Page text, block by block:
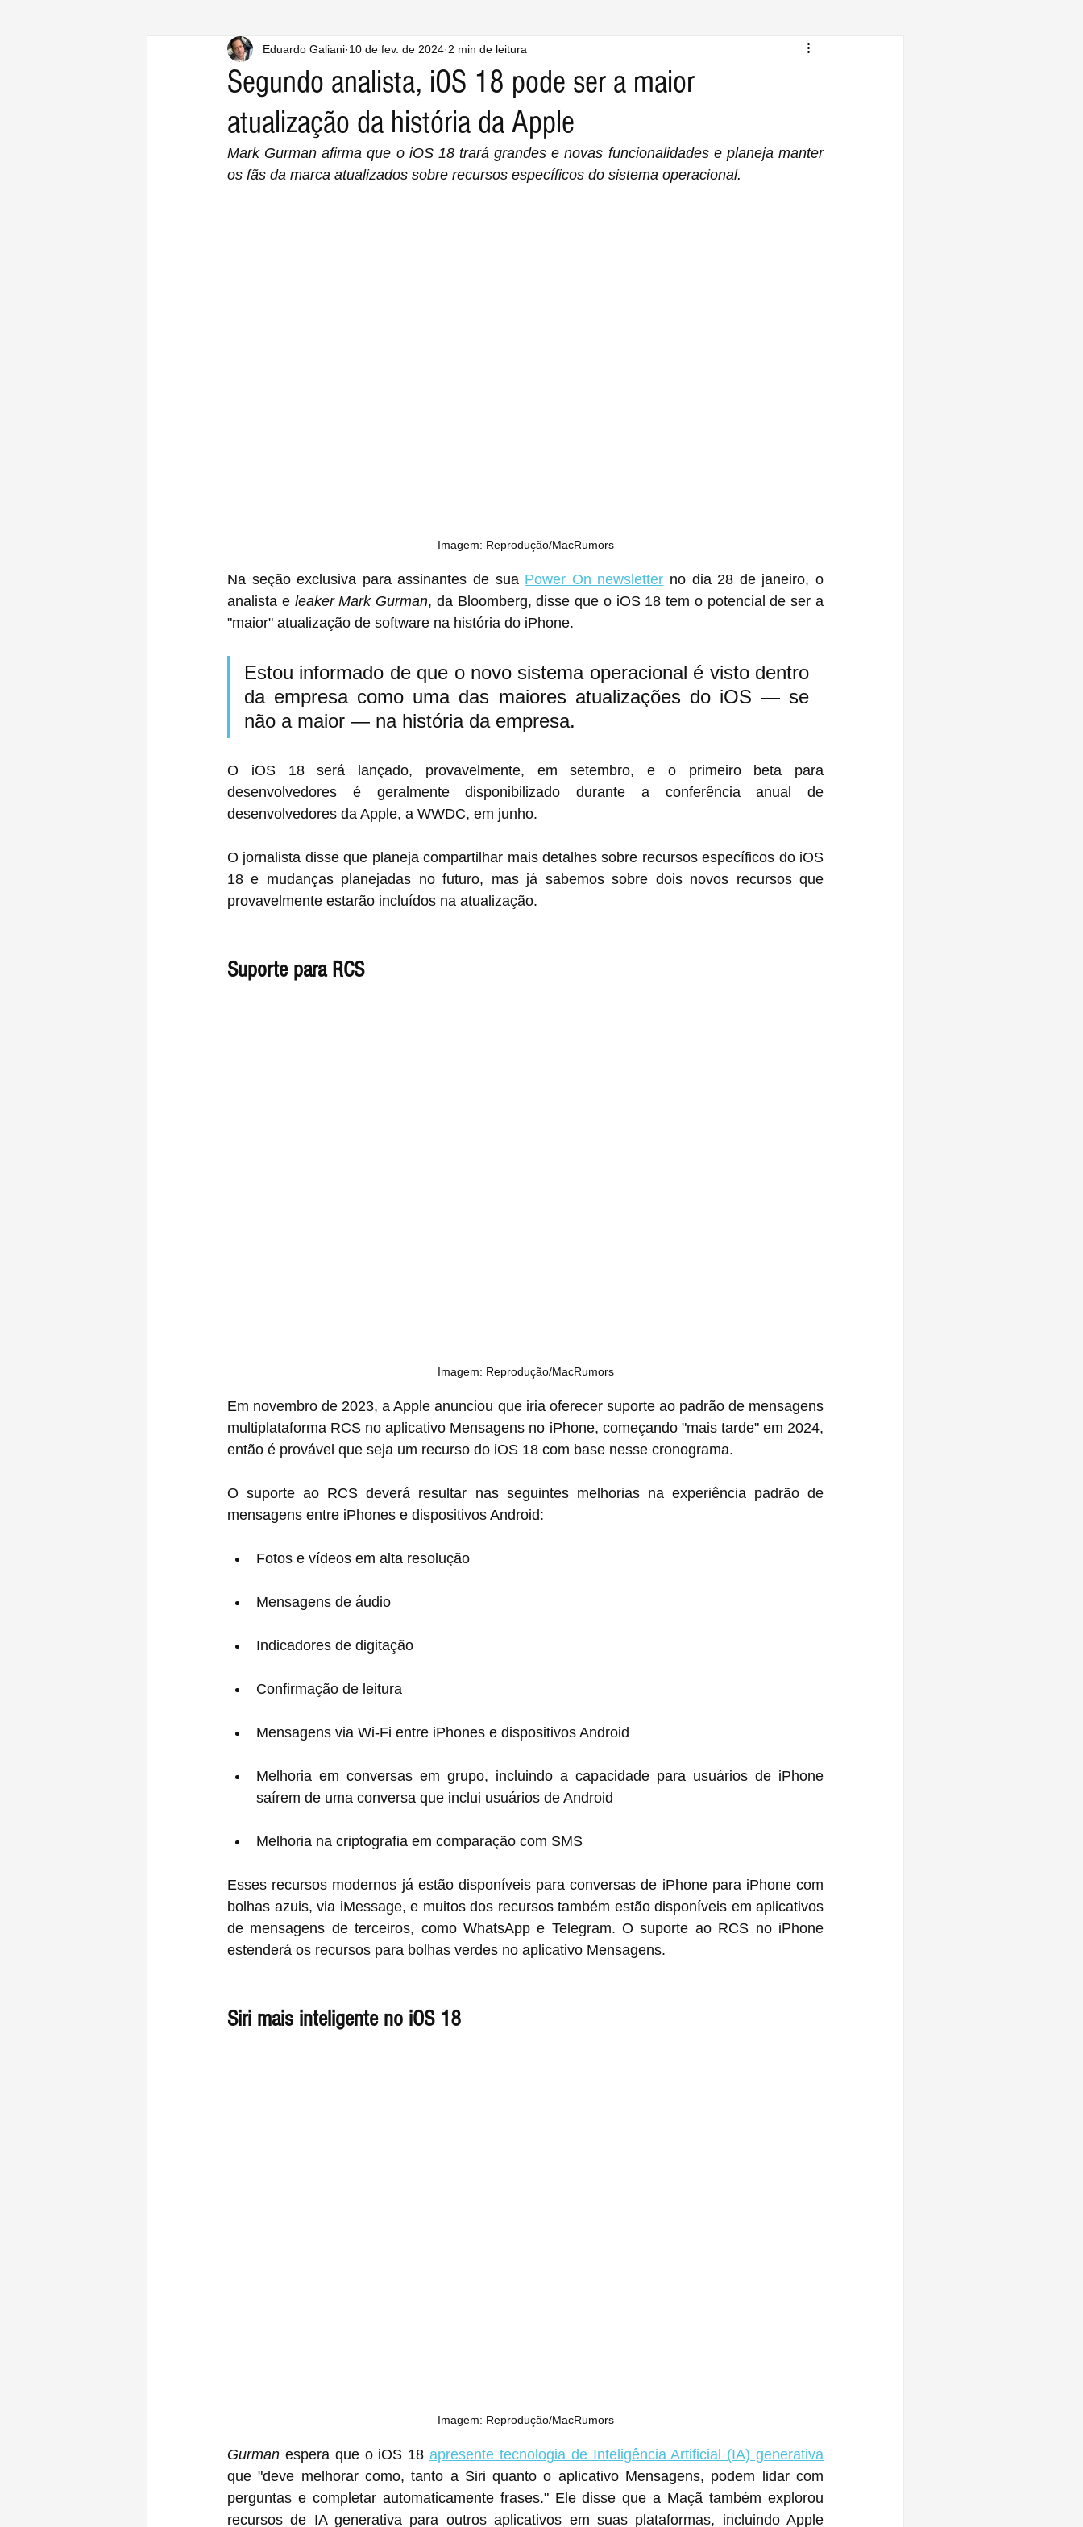
Segundo analista, iOS 18 pode ser a maior
atualização da história da Apple
Eduardo Galiani 10 de fev. de 2024 2 min de leitura
Mark Gurman afirma que o iOS 18 trará grandes e novas funcionalidades e planeja manter
os fãs da marca atualizados sobre recursos específicos do sistema operacional.
Imagem: Reprodução/MacRumors
Na seção exclusiva para assinantes de sua Power On newsletter no dia 28 de janeiro, o
analista e leaker Mark Gurman, da Bloomberg, disse que o iOS 18 tem o potencial de ser a
"maior" atualização de software na história do iPhone.
Estou informado de que o novo sistema operacional é visto dentro
da empresa como uma das maiores atualizações do iOS — se
não a maior — na história da empresa.
O iOS 18 será lançado, provavelmente, em setembro, e o primeiro beta para
desenvolvedores é geralmente disponibilizado durante a conferência anual de
desenvolvedores da Apple, a WWDC, em junho.
O jornalista disse que planeja compartilhar mais detalhes sobre recursos específicos do iOS
18 e mudanças planejadas no futuro, mas já sabemos sobre dois novos recursos que
provavelmente estarão incluídos na atualização.
Suporte para RCS
Imagem: Reprodução/MacRumors
Em novembro de 2023, a Apple anunciou que iria oferecer suporte ao padrão de mensagens
multiplataforma RCS no aplicativo Mensagens no iPhone, começando "mais tarde" em 2024,
então é provável que seja um recurso do iOS 18 com base nesse cronograma.
O suporte ao RCS deverá resultar nas seguintes melhorias na experiência padrão de
mensagens entre iPhones e dispositivos Android:
Fotos e vídeos em alta resolução
Mensagens de áudio
Indicadores de digitação
Confirmação de leitura
Mensagens via Wi-Fi entre iPhones e dispositivos Android
Melhoria em conversas em grupo, incluindo a capacidade para usuários de iPhone
saírem de uma conversa que inclui usuários de Android
Melhoria na criptografia em comparação com SMS
Esses recursos modernos já estão disponíveis para conversas de iPhone para iPhone com
bolhas azuis, via iMessage, e muitos dos recursos também estão disponíveis em aplicativos
de mensagens de terceiros, como WhatsApp e Telegram. O suporte ao RCS no iPhone
estenderá os recursos para bolhas verdes no aplicativo Mensagens.
Siri mais inteligente no iOS 18
Imagem: Reprodução/MacRumors
Gurman espera que o iOS 18 apresente tecnologia de Inteligência Artificial (IA) generativa
que "deve melhorar como, tanto a Siri quanto o aplicativo Mensagens, podem lidar com
perguntas e completar automaticamente frases." Ele disse que a Maçã também explorou
recursos de IA generativa para outros aplicativos em suas plataformas, incluindo Apple